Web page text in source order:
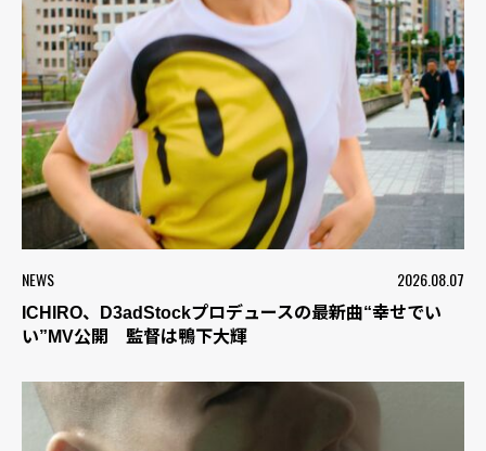
NEWS 2026.08.07
ICHIRO、D3adStockプロデュースの最新曲“幸せでい
い”MV公開 監督は鴨下大輝